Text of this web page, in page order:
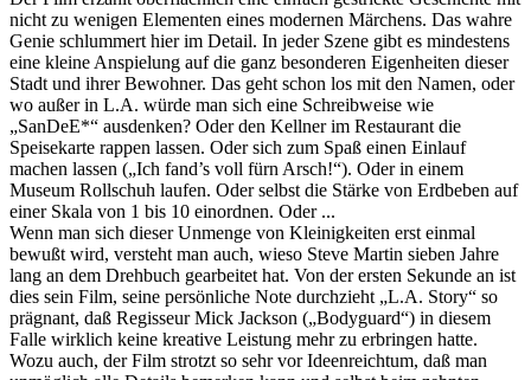
nicht zu wenigen Elementen eines modernen Märchens. Das wahre
Genie schlummert hier im Detail. In jeder Szene gibt es mindestens
eine kleine Anspielung auf die ganz besonderen Eigenheiten dieser
Stadt und ihrer Bewohner. Das geht schon los mit den Namen, oder
wo außer in L.A. würde man sich eine Schreibweise wie
„SanDeE*“ ausdenken? Oder den Kellner im Restaurant die
Speisekarte rappen lassen. Oder sich zum Spaß einen Einlauf
machen lassen („Ich fand’s voll fürn Arsch!“). Oder in einem
Museum Rollschuh laufen. Oder selbst die Stärke von Erdbeben auf
einer Skala von 1 bis 10 einordnen. Oder ...
Wenn man sich dieser Unmenge von Kleinigkeiten erst einmal
bewußt wird, versteht man auch, wieso Steve Martin sieben Jahre
lang an dem Drehbuch gearbeitet hat. Von der ersten Sekunde an ist
dies sein Film, seine persönliche Note durchzieht „L.A. Story“ so
prägnant, daß Regisseur Mick Jackson („Bodyguard“) in diesem
Falle wirklich keine kreative Leistung mehr zu erbringen hatte.
Wozu auch, der Film strotzt so sehr vor Ideenreichtum, daß man